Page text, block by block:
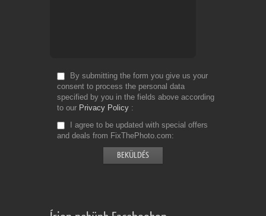
By submitting the form you give us your
consent to process the personal data
specified by you in the fields above according
to our Privacy Policy
I agree to be updated with special offers
and deals from FixThePhoto.com